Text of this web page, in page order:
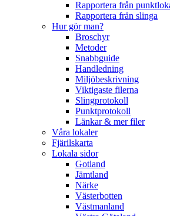
Rapportera från
Rapportera från slinga
Hur gör man?
Broschyr
Metoder
Snabbguide
Handledning
Miljöbeskrivning
Viktigaste filerna
Slingprotokoll
Punktprotokoll
Länkar & mer filer
Våra lokaler
Fjärilskarta
Lokala sidor
Gotland
Jämtland
Närke
Västerbotten
Västmanland